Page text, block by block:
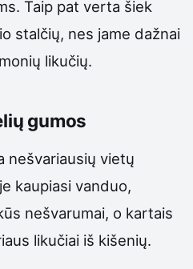
Taip pat verta šiek
stalčių, nes jame dažnai
likučių.
gumos
nešvariausių vietų
kaupiasi vanduo,
nešvarumai, o kartais
likučiai iš kišenių.